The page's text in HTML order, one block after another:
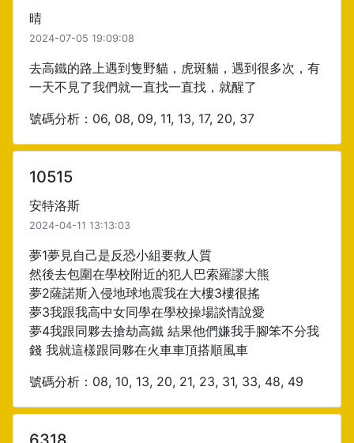
晴
2024-07-05 19:09:08
去高鐵的路上遇到隻野貓，虎斑貓，遇到很多次，有
一天不見了我們就一直找一直找，就醒了
號碼分析：06, 08, 09, 11, 13, 17, 20, 37
10515
安特洛斯
2024-04-11 13:13:03
夢1夢見自己是反恐小組要救人質
然後去包圍在學校附近的犯人巴索羅謬大熊
夢2薩諾斯入侵地球地震我在大樓3樓很搖
夢3我跟我高中女同學在學校操場談情說愛
夢4我跟同夥去搶劫高鐵 結果他們嫌我手腳笨不分我
錢 我就這樣跟同夥在火車車頂搭順風車
號碼分析：08, 10, 13, 20, 21, 23, 31, 33, 48, 49